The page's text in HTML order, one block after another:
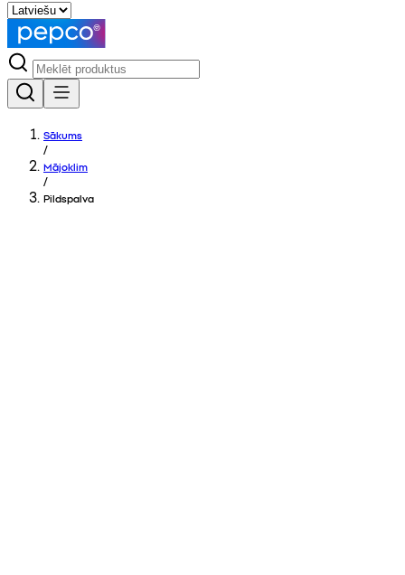
Sākums
/
Mājoklim
/
Pildspalva